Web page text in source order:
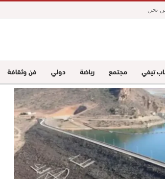
نحن
تيفي مجتمع رياضة دولي فن وثقافة